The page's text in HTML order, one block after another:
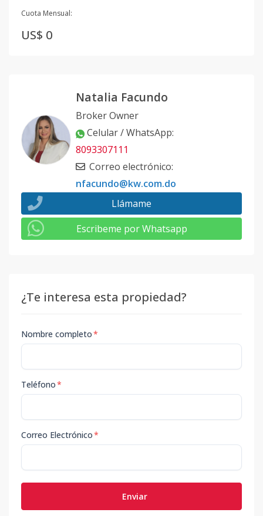
Cuota Mensual:
US$ 0
Natalia Facundo
Broker Owner
Celular / WhatsApp:
8093307111
Correo electrónico:
nfacundo@kw.com.do
Llámame
Escribeme por Whatsapp
¿Te interesa esta propiedad?
Nombre completo*
Teléfono*
Correo Electrónico*
Enviar